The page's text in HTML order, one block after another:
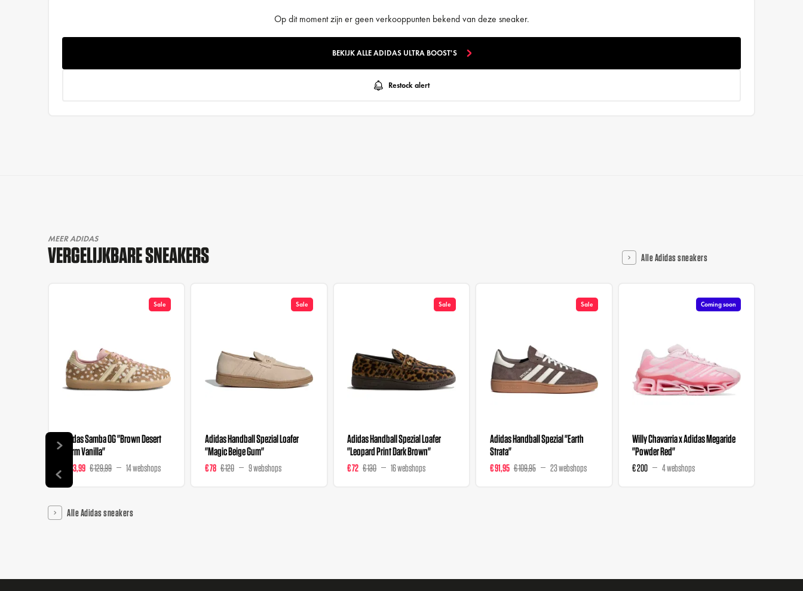
Op dit moment zijn er geen verkooppunten bekend van deze sneaker.
BEKIJK ALLE ADIDAS ULTRA BOOST'S
Restock alert
MEER ADIDAS
VERGELIJKBARE SNEAKERS Alle Adidas sneakers
Sale
Adidas Samba OG "Brown Desert
Warm Vanilla"
€ 103,99 € 129,99 14 webshops
Sale
Adidas Handball Spezial Loafer
"Magic Beige Gum"
€ 78 € 120 9 webshops
Sale
Adidas Handball Spezial Loafer
"Leopard Print Dark Brown"
€ 72 € 130 16 webshops
Sale
Adidas Handball Spezial "Earth
Strata"
€ 91,95 € 109,95 23 webshops
Coming soon
Willy Chavarria x Adidas Megaride
"Powder Red"
€ 200 4 webshops
Alle Adidas sneakers